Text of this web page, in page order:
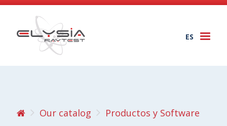
ES
Our catalog
Productos y Software